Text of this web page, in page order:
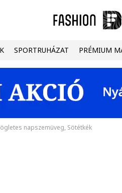
SPORTRUHÁZAT PRÉMIUM
napszemüveg, Sötétkék